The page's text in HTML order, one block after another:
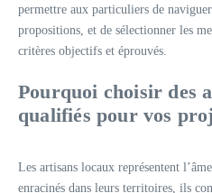
permettre aux particuliers de
propositions, et de sélectionner les
critères objectifs et éprouvés.
Pourquoi choisir des
qualifiés pour vos
Les artisans locaux représentent
enracinés dans leurs territoires, ils